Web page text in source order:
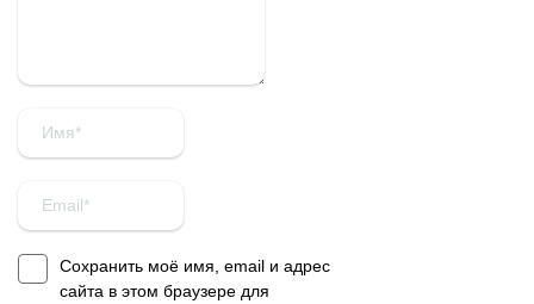
Сохранить моё имя, email и адрес
сайта в этом браузере для